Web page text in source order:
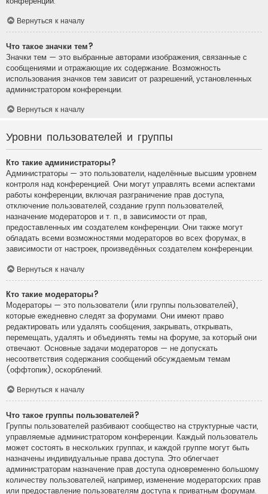
Вернуться к началу
Что такое значки тем?
Значки тем — это выбранные авторами изображения, связанные с
сообщениями и отражающие их содержание. Возможность
использования значков тем зависит от разрешений, установленных
администратором конференции.
Вернуться к началу
Уровни пользователей и группы
Кто такие администраторы?
Администраторы — это пользователи, наделённые высшим уровнем
контроля над конференцией. Они могут управлять всеми аспектами
работы конференции, включая разграничение прав доступа,
отключение пользователей, создание групп пользователей,
назначение модераторов и т. п., в зависимости от прав,
предоставленных им создателем конференции. Они также могут
обладать всеми возможностями модераторов во всех форумах, в
зависимости от настроек, произведённых создателем конференции.
Вернуться к началу
Кто такие модераторы?
Модераторы — это пользователи (или группы пользователей),
которые ежедневно следят за форумами. Они имеют право
редактировать или удалять сообщения, закрывать, открывать,
перемещать, удалять и объединять темы на форуме, за который они
отвечают. Основные задачи модераторов — не допускать
несоответствия содержания сообщений обсуждаемым темам
(оффтопик), оскорблений.
Вернуться к началу
Что такое группы пользователей?
Группы пользователей разбивают сообщество на структурные части,
управляемые администратором конференции. Каждый пользователь
может состоять в нескольких группах, и каждой группе могут быть
назначены индивидуальные права доступа. Это облегчает
администраторам назначение прав доступа одновременно большому
количеству пользователей, например, изменение модераторских прав
или предоставление пользователям доступа к приватным форумам.